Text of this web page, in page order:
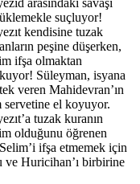
suçluyor!
kendisine tuzak
peşine düşerken,
ifşa olmaktan
Süleyman, isyana
veren Mahidevran’ın
servetine el koyuyor.
tuzak kuranın
olduğunu öğrenen
ifşa etmemek için
ve Huricihan’ı birbirine